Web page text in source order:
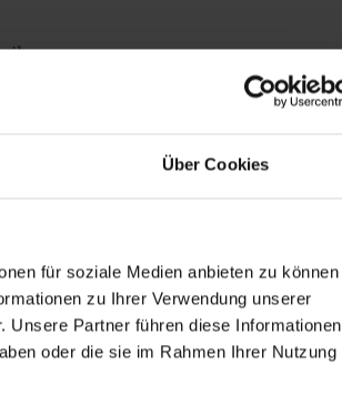
Über Cookies
für soziale Medien anbieten zu können
zu Ihrer Verwendung unserer
Unsere Partner führen diese Informationen
oder die sie im Rahmen Ihrer Nutzung
ihn
und